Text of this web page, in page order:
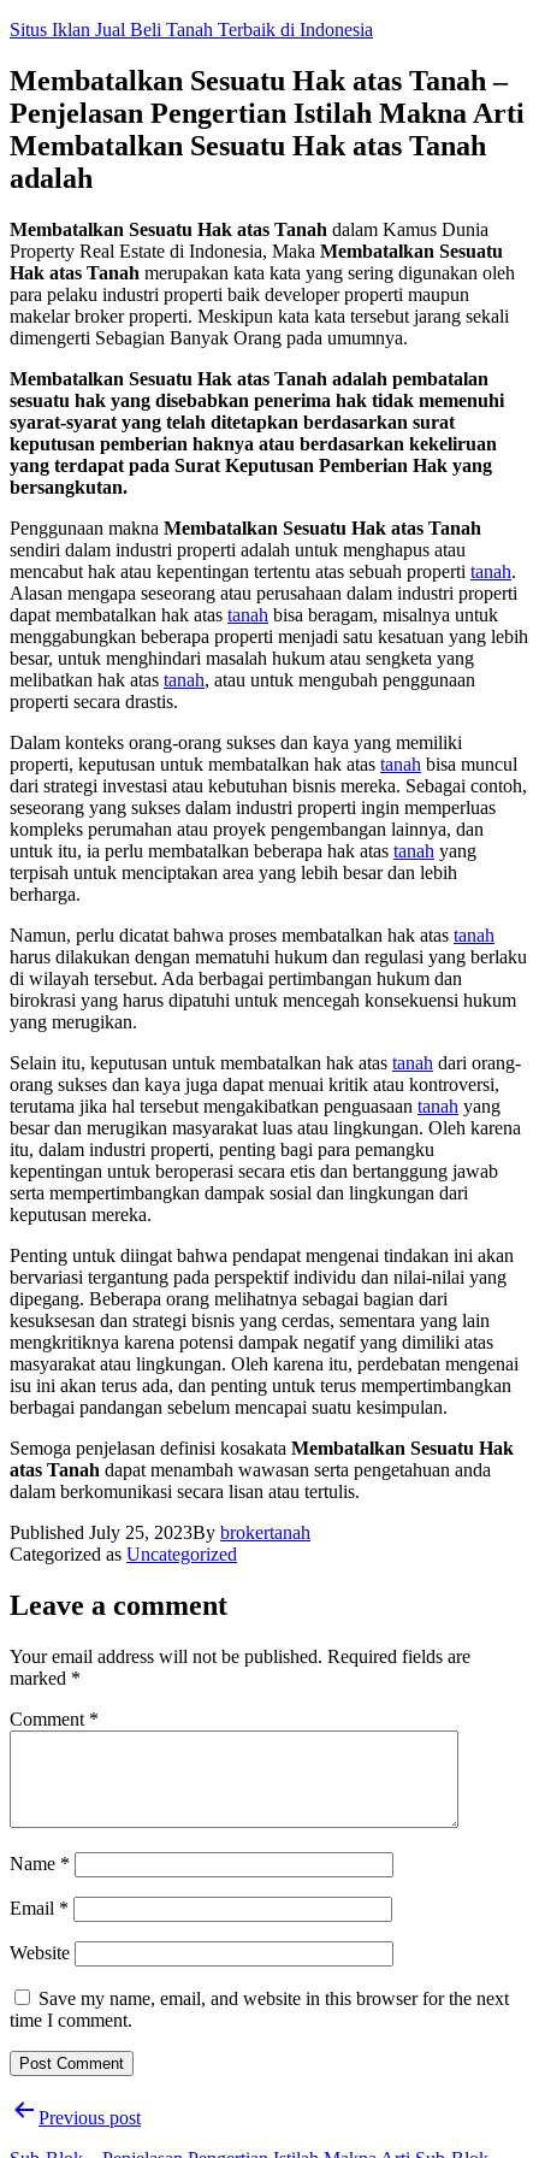
Skip
content
Situs Iklan Jual Beli Tanah Terbaik di Indonesia
Membatalkan Sesuatu Hak atas Tanah –
Penjelasan Pengertian Istilah Makna Arti
Membatalkan Sesuatu Hak atas Tanah
adalah
Membatalkan Sesuatu Hak atas Tanah dalam Kamus Dunia
Property Real Estate di Indonesia, Maka Membatalkan Sesuatu
Hak atas Tanah merupakan kata kata yang sering digunakan oleh
para pelaku industri properti baik developer properti maupun
makelar broker properti. Meskipun kata kata tersebut jarang sekali
dimengerti Sebagian Banyak Orang pada umumnya.
Membatalkan Sesuatu Hak atas Tanah adalah pembatalan
sesuatu hak yang disebabkan penerima hak tidak memenuhi
syarat-syarat yang telah ditetapkan berdasarkan surat
keputusan pemberian haknya atau berdasarkan kekeliruan
yang terdapat pada Surat Keputusan Pemberian Hak yang
bersangkutan.
Penggunaan makna Membatalkan Sesuatu Hak atas Tanah
sendiri dalam industri properti adalah untuk menghapus atau
mencabut hak atau kepentingan tertentu atas sebuah properti tanah.
Alasan mengapa seseorang atau perusahaan dalam industri properti
dapat membatalkan hak atas tanah bisa beragam, misalnya untuk
menggabungkan beberapa properti menjadi satu kesatuan yang lebih
besar, untuk menghindari masalah hukum atau sengketa yang
melibatkan hak atas tanah, atau untuk mengubah penggunaan
properti secara drastis.
Dalam konteks orang-orang sukses dan kaya yang memiliki
properti, keputusan untuk membatalkan hak atas tanah bisa muncul
dari strategi investasi atau kebutuhan bisnis mereka. Sebagai contoh,
seseorang yang sukses dalam industri properti ingin memperluas
kompleks perumahan atau proyek pengembangan lainnya, dan
untuk itu, ia perlu membatalkan beberapa hak atas tanah yang
terpisah untuk menciptakan area yang lebih besar dan lebih
berharga.
Namun, perlu dicatat bahwa proses membatalkan hak atas tanah
harus dilakukan dengan mematuhi hukum dan regulasi yang berlaku
di wilayah tersebut. Ada berbagai pertimbangan hukum dan
birokrasi yang harus dipatuhi untuk mencegah konsekuensi hukum
yang merugikan.
Selain itu, keputusan untuk membatalkan hak atas tanah dari orang-
orang sukses dan kaya juga dapat menuai kritik atau kontroversi,
terutama jika hal tersebut mengakibatkan penguasaan tanah yang
besar dan merugikan masyarakat luas atau lingkungan. Oleh karena
itu, dalam industri properti, penting bagi para pemangku
kepentingan untuk beroperasi secara etis dan bertanggung jawab
serta mempertimbangkan dampak sosial dan lingkungan dari
keputusan mereka.
Penting untuk diingat bahwa pendapat mengenai tindakan ini akan
bervariasi tergantung pada perspektif individu dan nilai-nilai yang
dipegang. Beberapa orang melihatnya sebagai bagian dari
kesuksesan dan strategi bisnis yang cerdas, sementara yang lain
mengkritiknya karena potensi dampak negatif yang dimiliki atas
masyarakat atau lingkungan. Oleh karena itu, perdebatan mengenai
isu ini akan terus ada, dan penting untuk terus mempertimbangkan
berbagai pandangan sebelum mencapai suatu kesimpulan.
Semoga penjelasan definisi kosakata Membatalkan Sesuatu Hak
atas Tanah dapat menambah wawasan serta pengetahuan anda
dalam berkomunikasi secara lisan atau tertulis.
Published July 25, 2023By brokertanah
Categorized as Uncategorized
Leave a comment
Your email address will not be published. Required fields are
marked *
Comment *
Name *
Email *
Website
Save my name, email, and website in this browser for the next
time I comment.
PostPrevious post